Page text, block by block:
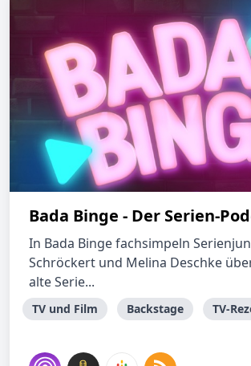
Bada Binge - Der Serien-
In Bada Binge fachsimpeln
Schröckert und Melina Deschke
alte Serie...
TV und Film Backstage TV-